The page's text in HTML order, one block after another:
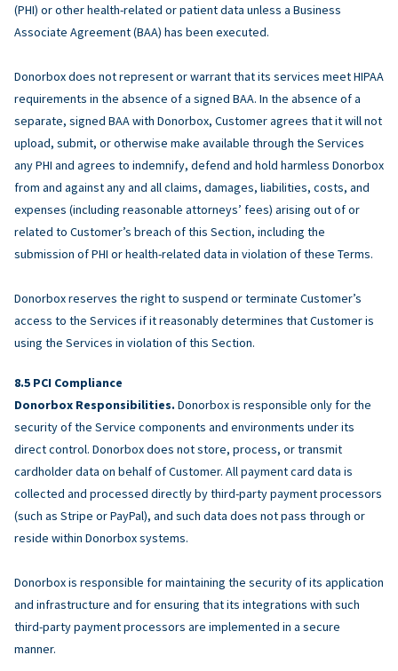
(PHI) or other health-related or patient data unless a Business
Associate Agreement (BAA) has been executed.
Donorbox does not represent or warrant that its services meet HIPAA
requirements in the absence of a signed BAA. In the absence of a
separate, signed BAA with Donorbox, Customer agrees that it will not
upload, submit, or otherwise make available through the Services
any PHI and agrees to indemnify, defend and hold harmless Donorbox
from and against any and all claims, damages, liabilities, costs, and
expenses (including reasonable attorneys’ fees) arising out of or
related to Customer’s breach of this Section, including the
submission of PHI or health-related data in violation of these Terms.
Donorbox reserves the right to suspend or terminate Customer’s
access to the Services if it reasonably determines that Customer is
using the Services in violation of this Section.
PCI Compliance
Donorbox Responsibilities. Donorbox is responsible only for the
security of the Service components and environments under its
direct control. Donorbox does not store, process, or transmit
cardholder data on behalf of Customer. All payment card data is
collected and processed directly by third-party payment processors
(such as Stripe or PayPal), and such data does not pass through or
reside within Donorbox systems.
Donorbox is responsible for maintaining the security of its application
and infrastructure and for ensuring that its integrations with such
third-party payment processors are implemented in a secure
manner.